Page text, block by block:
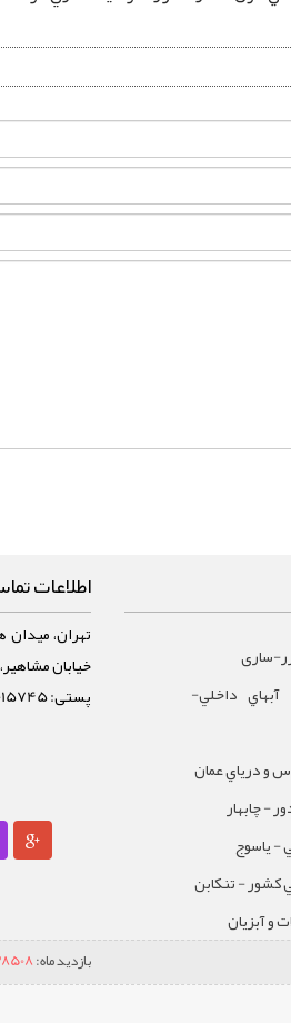
ساری
آبهاي داخلي-
و درياي عمان
- چابهار
- ياسوج
کشور - تنکابن
و آبزیان
اطلاعات
تهران، میدان
پستی: 15745-133 و کد پستی: 1588733111
بازدید ماه: